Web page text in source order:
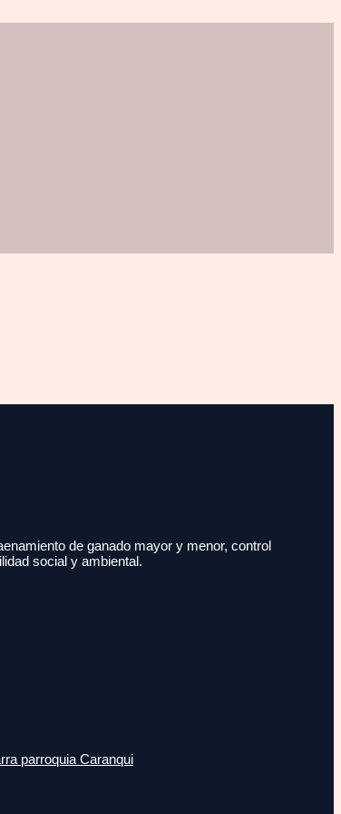
de ganado mayor y menor, control
social y ambiental.
parroquia Caranqui